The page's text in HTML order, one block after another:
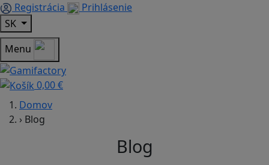
Registrácia
Prihlásenie
SK
Menu
0,00 €
Domov
› Blog
Blog